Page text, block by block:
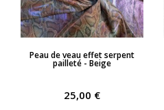
APERÇU RAPIDE
Peau de veau effet serpent
pailleté - Beige
25,00 €